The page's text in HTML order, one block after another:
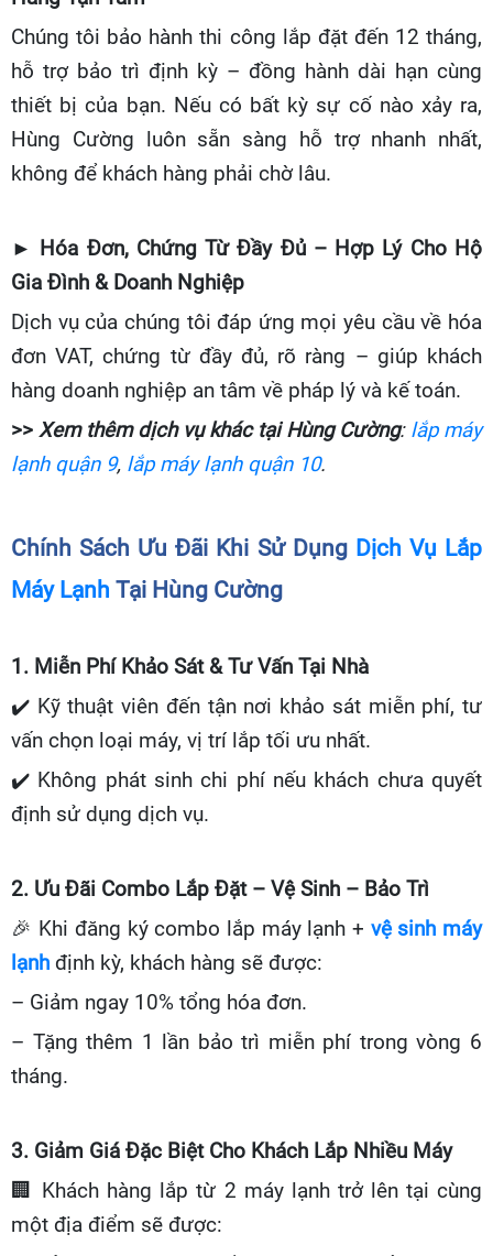
Chúng tôi bảo hành thi công lắp đặt đến 12 tháng,
hỗ trợ bảo trì định kỳ – đồng hành dài hạn cùng
thiết bị của bạn. Nếu có bất kỳ sự cố nào xảy ra,
Hùng Cường luôn sẵn sàng hỗ trợ nhanh nhất,
không để khách hàng phải chờ lâu.
►
Hóa Đơn, Chứng Từ Đầy Đủ – Hợp Lý Cho Hộ
Gia Đình & Doanh Nghiệp
Dịch vụ của chúng tôi đáp ứng mọi yêu cầu về hóa
đơn VAT, chứng từ đầy đủ, rõ ràng – giúp khách
hàng doanh nghiệp an tâm về pháp lý và kế toán.
>> Xem thêm dịch vụ khác tại Hùng Cường: lắp máy
lạnh quận 9, lắp máy lạnh quận 10.
Chính Sách Ưu Đãi Khi Sử Dụng Dịch Vụ Lắp
Máy Lạnh Tại Hùng Cường
1. Miễn Phí Khảo Sát & Tư Vấn Tại Nhà
✔️ Kỹ thuật viên đến tận nơi khảo sát miễn phí, tư
vấn chọn loại máy, vị trí lắp tối ưu nhất.
✔️ Không phát sinh chi phí nếu khách chưa quyết
định sử dụng dịch vụ.
2. Ưu Đãi Combo Lắp Đặt – Vệ Sinh – Bảo Trì
🎉 Khi đăng ký combo lắp máy lạnh + vệ sinh máy
lạnh định kỳ, khách hàng sẽ được:
– Giảm ngay 10% tổng hóa đơn.
– Tặng thêm 1 lần bảo trì miễn phí trong vòng 6
tháng.
3. Giảm Giá Đặc Biệt Cho Khách Lắp Nhiều Máy
🏢
Khách hàng lắp từ 2 máy lạnh trở lên tại cùng
một địa điểm sẽ được: